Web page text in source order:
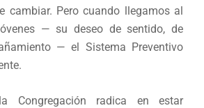
cambiar. Pero cuando llegamos al
— su deseo de sentido, de
— el Sistema Preventivo
Congregación radica en estar